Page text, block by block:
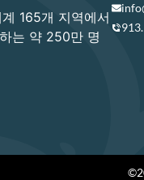
165개 지역에서
는 약 250만 명